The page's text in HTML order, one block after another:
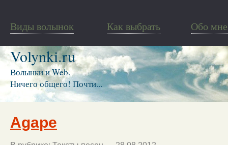
Виды волынок Как выбрать Обо мне
Volynki.ru
Волынки и Web.
Ничего общего! Почти...
Agape